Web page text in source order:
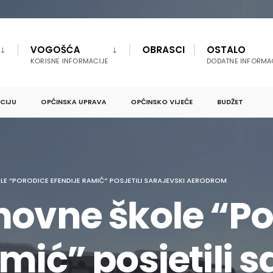
VOGOŠĆA
KORISNE INFORMACIJE
OBRASCI OSTALO
DODATNE
OPĆINSKA UPRAVA OPĆINSKO VIJEĆE BUDŽET
“PORODICE EFENDIJE RAMIĆ” POSJETILI SARAJEVSKI AERODROM
škole
posjetili